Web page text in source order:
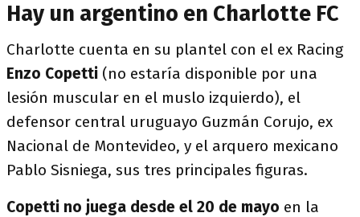
Hay un argentino en Charlotte FC
Charlotte cuenta en su plantel con el ex Racing
Enzo Copetti (no estaría disponible por una
lesión muscular en el muslo izquierdo), el
defensor central uruguayo Guzmán Corujo, ex
Nacional de Montevideo, y el arquero mexicano
Pablo Sisniega, sus tres principales figuras.
Copetti no juega desde el 20 de mayo en la